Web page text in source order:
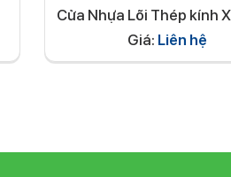
Cửa Nhựa Lõi Thép kính
Giá: Liên hệ